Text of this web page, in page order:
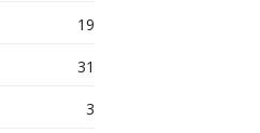
19
31
3